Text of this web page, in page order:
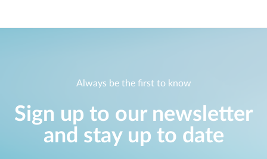
Always be the first to know
Sign up to our newsletter
and stay up to date